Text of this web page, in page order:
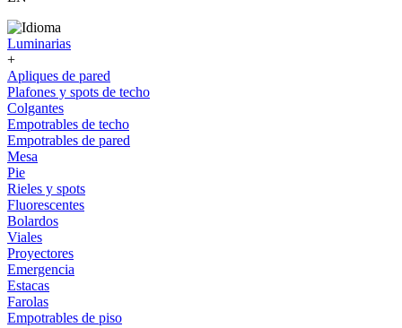
Luminarias
+
Apliques de pared
Plafones y spots de techo
Colgantes
Empotrables de techo
Empotrables de pared
Mesa
Pie
Rieles y spots
Fluorescentes
Bolardos
Viales
Proyectores
Emergencia
Estacas
Farolas
Empotrables de piso